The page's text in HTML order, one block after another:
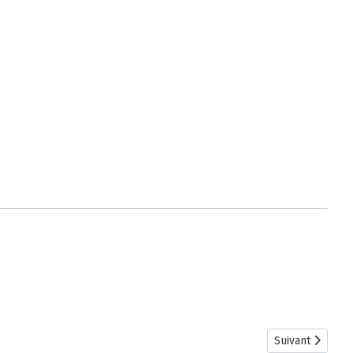
Article suivant
Suivant